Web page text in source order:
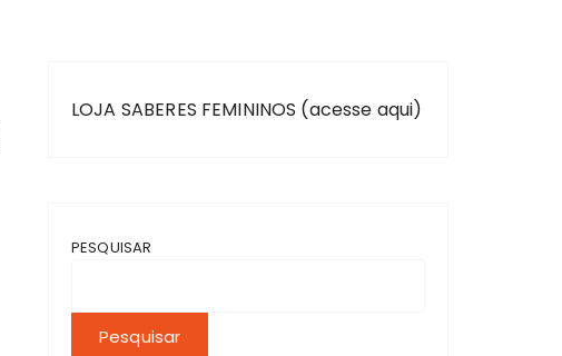
LOJA SABERES FEMININOS (acesse aqui)
PESQUISAR
Pesquisar